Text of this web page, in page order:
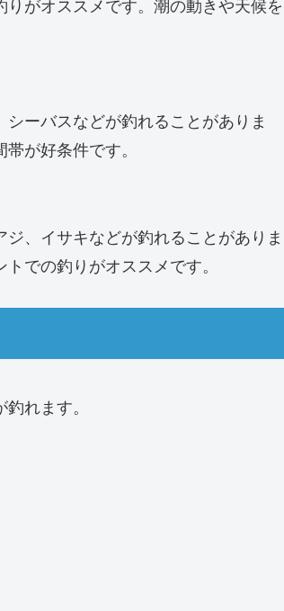
ーバスなどが釣れることがありま
が好条件です。
、イサキなどが釣れることがありま
での釣りがオススメです。
れます。